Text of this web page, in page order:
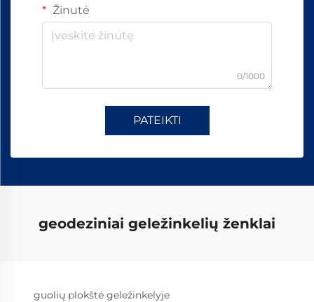
Žinutė
0/1000
PATEIKTI
geodeziniai geležinkelių ženklai
guolių plokštė geležinkelyje